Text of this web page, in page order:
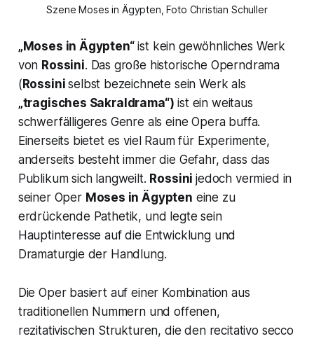
Szene Moses in Ägypten, Foto Christian Schuller
„Moses in Ägypten“ist kein gewöhnliches Werk
von Rossini. Das große historische Operndrama
(Rossiniselbst bezeichnete sein Werk als
„tragisches Sakraldrama“) ist ein weitaus
schwerfälligeres Genre als eine Operabuffa.
Einerseits bietet es viel Raum für Experimente,
anderseits besteht immer die Gefahr, dass das
Publikum sich langweilt. Rossinijedoch vermied in
seiner Oper Moses in Ägypten eine zu
erdrückende Pathetik, und legte sein
Hauptinteresse auf die Entwicklung und
Dramaturgie der Handlung.
Die Oper basiert auf einer Kombination aus
traditionellen Nummern und offenen,
rezitativischen Strukturen, die den recitativo secco